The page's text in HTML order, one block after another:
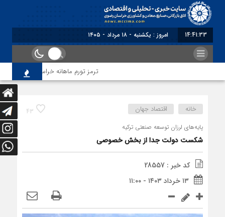
14:41:34 برابر با : Sunday - 9 August - 2026
ترمز تورم ماهانه خراسان رضوی کشیده
43 خانه اقتصاد جهان
پایه‌های لرزان توسعه صنعتی ترکیه
شکست دولت جدا از بخش خصوصی
کد خبر : 28557
۱۳ خرداد ۱۴۰۳ - ۱۱:۰۰